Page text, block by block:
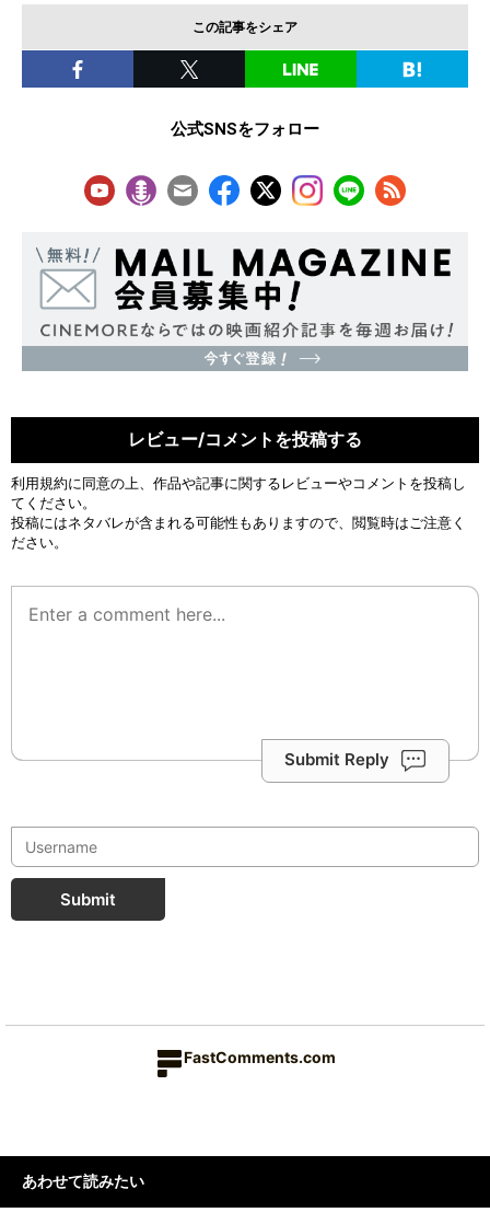
この記事をシェア
公式SNSをフォロー
レビュー/コメントを投稿する
利用規約に同意の上、作品や記事に関するレビューやコメントを投稿し
てください。
投稿にはネタバレが含まれる可能性もありますので、閲覧時はご注意く
ださい。
Submit Reply
Submit
FastComments.com
あわせて読みたい